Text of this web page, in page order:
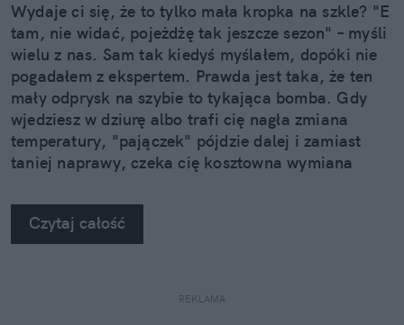
Wydaje ci się, że to tylko mała kropka na szkle? "E
tam, nie widać, pojeżdżę tak jeszcze sezon" – myśli
wielu z nas. Sam tak kiedyś myślałem, dopóki nie
pogadałem z ekspertem. Prawda jest taka, że ten
mały odprysk na szybie to tykająca bomba. Gdy
wjedziesz w dziurę albo trafi cię nagła zmiana
temperatury, "pajączek" pójdzie dalej i zamiast
taniej naprawy, czeka cię kosztowna wymiana
na własne oczy zobaczyć, jak profesjonaliści radzą
sobie z takimi uszkodzeniami.
Czytaj całość
REKLAMA